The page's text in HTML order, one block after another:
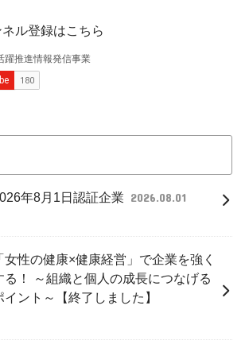
ル登録はこちら
年8月1日認証企業 2026.08.01
女性の健康×健康経営」で企業を強く
る！ ～組織と個人の成長につなげる
イント～【終了しました】